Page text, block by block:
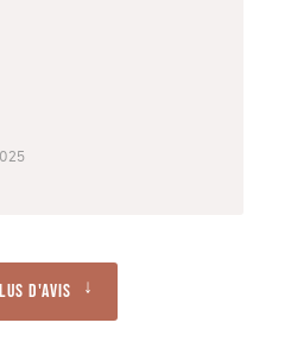
d'avis